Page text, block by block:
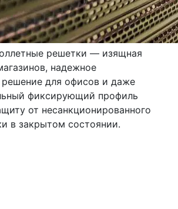
решетки — изящная
надежное
решение для офисов и даже
фиксирующий профиль
от несанкционированного
в закрытом состоянии.